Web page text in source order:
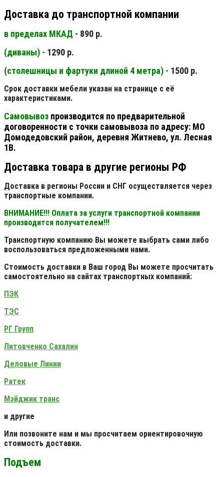
Доставка до транспортной компании
в пределах МКАД - 890 р.
(диваны) - 1290 р.
(столешницы и фартуки длиной 4 метра) - 1500 р.
Срок доставки мебели указан на странице с её
характеристиками.
Самовывоз производится по предварительной
договоренности с точки самовывоза по адресу: МО
Домодедовский район, деревня Житнево, ул. Лесная
1В.
Доставка товара в другие регионы РФ
Доставка в регионы России и СНГ осуществляется через
транспортные компании.
ВНИМАНИЕ!!! Оплата за услуги транспортной компании
производится получателем!!!
Транспортную компанию Вы можете выбрать сами либо
воспользоваться предложенными нами.
Стоимость доставки в Ваш город Вы можете просчитать
самостоятельно на сайтах транспортных компаний:
ПЭК
ТЭС
РГ Групп
Литовченко Сахалин
Деловые Линии
Ратек
Мэйджик транс
и другие
Или позвоните нам и мы просчитаем ориентировочную
стоимость доставки.
Подъем